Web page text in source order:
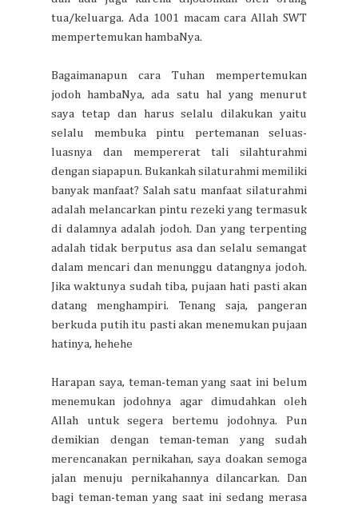
tua/keluarga. Ada 1001 macam cara Allah SWT
mempertemukan hambaNya.
Bagaimanapun cara Tuhan mempertemukan
jodoh hambaNya, ada satu hal yang menurut
saya tetap dan harus selalu dilakukan yaitu
selalu membuka pintu pertemanan seluas-
luasnya dan mempererat tali silahturahmi
dengan siapapun. Bukankah silaturahmi memiliki
banyak manfaat? Salah satu manfaat silaturahmi
adalah melancarkan pintu rezeki yang termasuk
di dalamnya adalah jodoh. Dan yang terpenting
adalah tidak berputus asa dan selalu semangat
dalam mencari dan menunggu datangnya jodoh.
Jika waktunya sudah tiba, pujaan hati pasti akan
datang menghampiri. Tenang saja, pangeran
berkuda putih itu pasti akan menemukan pujaan
hatinya, hehehe
Harapan saya, teman-teman yang saat ini belum
menemukan jodohnya agar dimudahkan oleh
Allah untuk segera bertemu jodohnya. Pun
demikian dengan teman-teman yang sudah
merencanakan pernikahan, saya doakan semoga
jalan menuju pernikahannya dilancarkan. Dan
bagi teman-teman yang saat ini sedang merasa